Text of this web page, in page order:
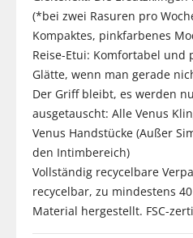
(*bei zwei Rasuren pro
Kompaktes, pinkfarbenes
Reise-Etui: Komfortabel
Glätte, wenn man gerade
Der Griff bleibt, es werden
ausgetauscht: Alle Venus
Venus Handstücke (Außer
den Intimbereich)
Vollständig recycelbare
recycelbar, zu mindestens
Material hergestellt. FSC-